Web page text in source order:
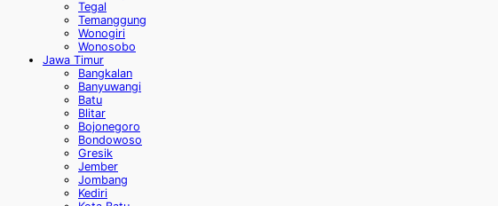
Tegal
Temanggung
Wonogiri
Wonosobo
Jawa Timur
Bangkalan
Banyuwangi
Batu
Blitar
Bojonegoro
Bondowoso
Gresik
Jember
Jombang
Kediri